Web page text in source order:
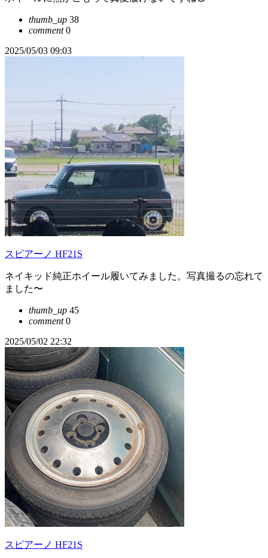
thumb_up 38
comment0
2025/05/03 09:03
スピアーノ HF21S
ネイキッド純正ホイール履いてみました。写真撮るの忘れて
ました〜
thumb_up 45
comment0
2025/05/02 22:32
スピアーノ HF21S